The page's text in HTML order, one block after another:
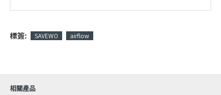
標簽: SAVEWO airflow
相關產品